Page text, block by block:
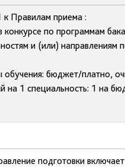
Правилам приема :
по программам
и (или) направлениям
обучения: бюджет/платно,
1 специальность: 1 на
подготовки